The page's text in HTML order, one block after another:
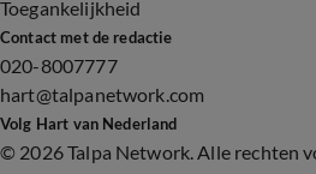
Toegankelijkheid
Contact met de redactie
020-8007777
hart@talpanetwork.com
Volg Hart van Nederland
© 2026 Talpa Network. Alle rechten